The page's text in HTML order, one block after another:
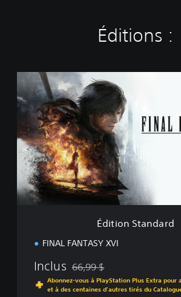
Éditions :
d
i
o
n
Édition Standard
FINAL FANTASY XVI
Inclus Remise par rapport au prix
66,99 $
Abonnez-vous à PlayStation Plus Extra pour
et à des centaines d'autres tirés du